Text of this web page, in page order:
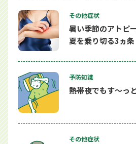
その他症状
暑い季節のアトピ
夏を乗り切る3ヵ条
予防知識
熱帯夜でもす～っ
その他症状